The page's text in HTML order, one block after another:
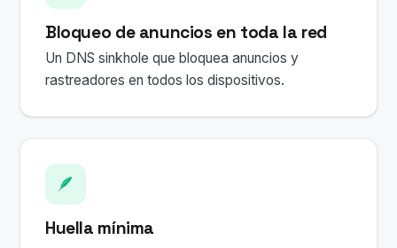
Bloqueo de anuncios en toda la red
Un DNS sinkhole que bloquea anuncios y
rastreadores en todos los dispositivos.
🪶
Huella mínima